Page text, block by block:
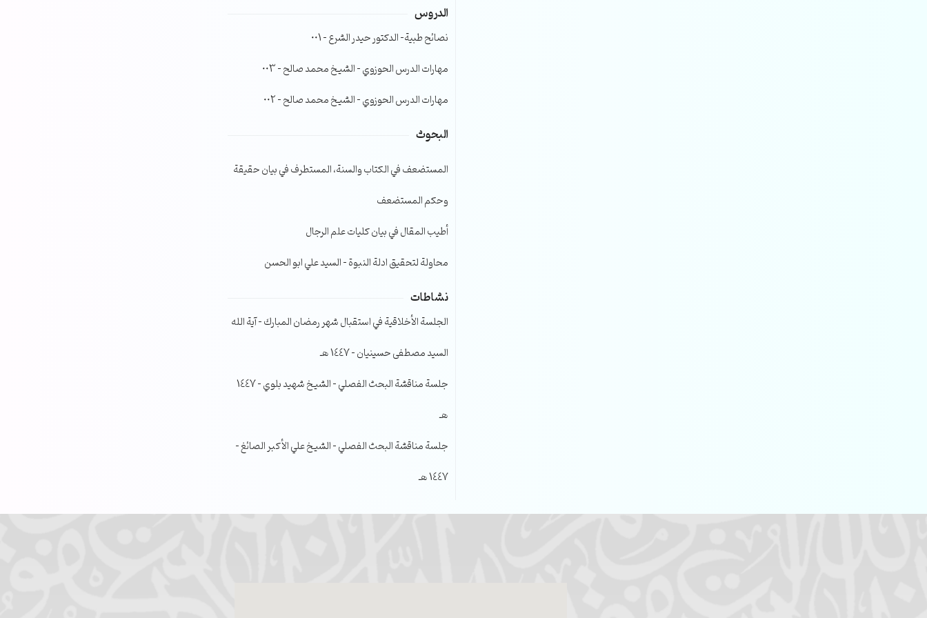
الصوت.الدروس
نصائح طبية- الدكتور حيدر الشرع – 001
مهارات الدرس الحوزوي – الشيخ محمد صالح – 003
مهارات الدرس الحوزوي – الشيخ محمد صالح – 002
البحوث
المستضعف في الكتاب والسنة، المستطرف في بيان حقيقة
وحكم المستضعف
أطيب المقال في بيان كليات علم الرجال
محاولة لتحقيق ادلة النبوة – السيد علي ابو الحسن
نشاطات
الجلسة الأخلاقية في استقبال شهر رمضان المبارك – آية الله
السيد مصطفى حسينيان – 1447 هـ
جلسة مناقشة البحث الفصلي – الشيخ شهيد بلوي – 1447
هـ
جلسة مناقشة البحث الفصلي – الشيخ علي الأكبر الصائغ –
1447 هـ